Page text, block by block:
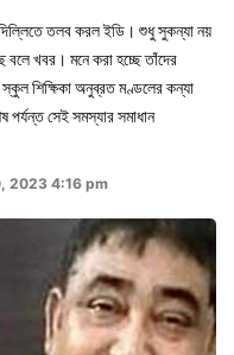
তলব করল ইডি। শুধু সুকন্যা নয়
বলে খবর। মনে করা হচ্ছে তাঁদের
শিক্ষিকা অনুব্রত মণ্ডলের কন্যা
পর্যন্ত সেই সমস্যার সমাধান
2023 4:16 pm